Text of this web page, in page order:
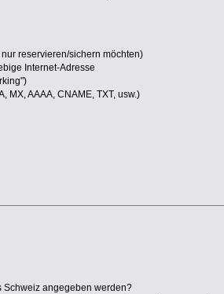
reservieren/sichern möchten)
Internet-Adresse
MX, AAAA, CNAME, TXT, usw.)
Schweiz angegeben werden?